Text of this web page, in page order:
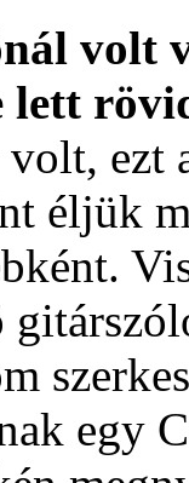
volt
lett
ezt
éljük
egy